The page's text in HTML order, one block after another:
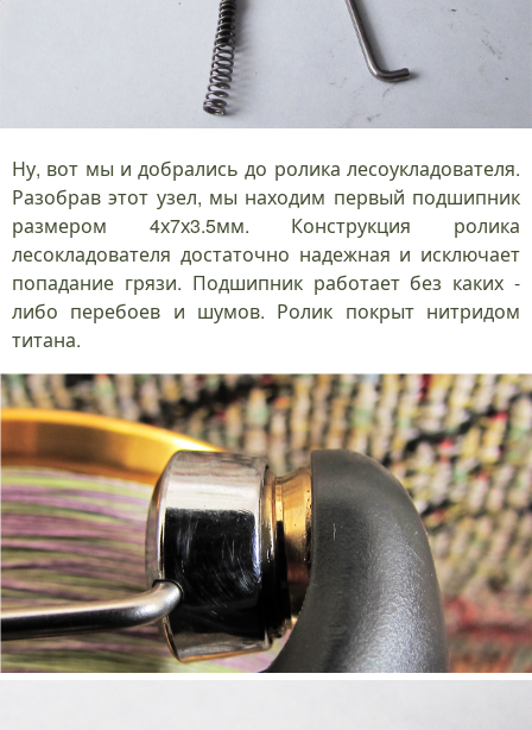
Ну, вот мы и добрались до ролика лесоукладователя.
Разобрав этот узел, мы находим первый подшипник
размером 4х7х3.5мм. Конструкция ролика
лесокладователя достаточно надежная и исключает
попадание грязи. Подшипник работает без каких -
либо перебоев и шумов. Ролик покрыт нитридом
титана.